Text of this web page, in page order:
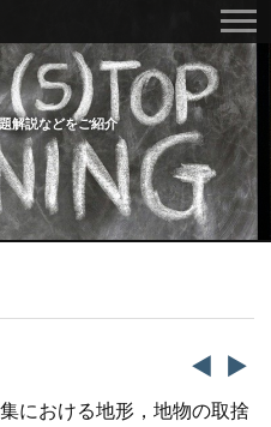
解説などをご紹介
◀️ ▶️
における地形，地物の取捨